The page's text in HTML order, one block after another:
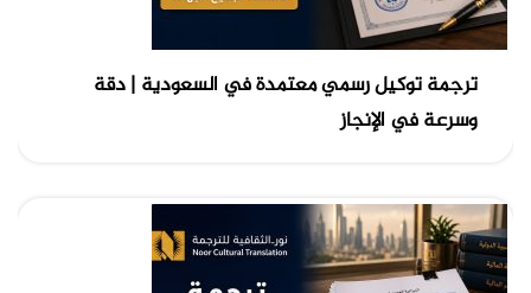
ترجمة توكيل رسمي معتمدة في السعودية | دقة
وسرعة في الإنجاز